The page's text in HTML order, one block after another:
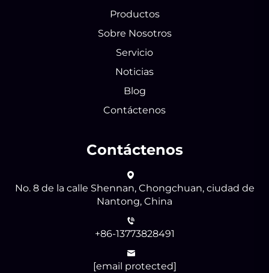
Productos
Sobre Nosotros
Servicio
Noticias
Blog
Contáctenos
Contáctenos
No. 8 de la calle Shennan, Chongchuan, ciudad de
Nantong, China
+86-13773828491
[email protected]